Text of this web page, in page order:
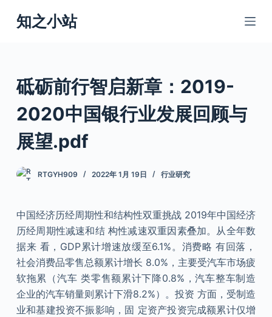
跳
过
知之小站
砥砺前行智启新章：2019-
2020中国银行业发展回顾与
展望.pdf
RTGYH909 2022年 1月 19日 行业研究
中国经济历经周期性和结构性双重挑战 2019年中国经济
历经周期性减速和结 构性减速双重因素叠加。从全年数
据来 看，GDP累计增速放缓至6.1%。消费略 有回落，
社会消费品零售总额累计增长 8.0%，主要受汽车市场疲
软拖累（汽车 类零售额累计下降0.8%，汽车整车制造
企业的汽车销量则累计下滑8.2%）。投资 方面，受制造
业和基建投资不振影响，固 定资产投资完成额累计仅增